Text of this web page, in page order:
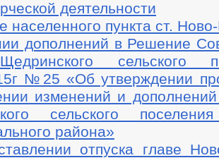
деятельности
населенного пункта ст.
дополнений в Решение
сельского
№25 «Об утверждении
изменений и
сельского
района»
отпуска главе